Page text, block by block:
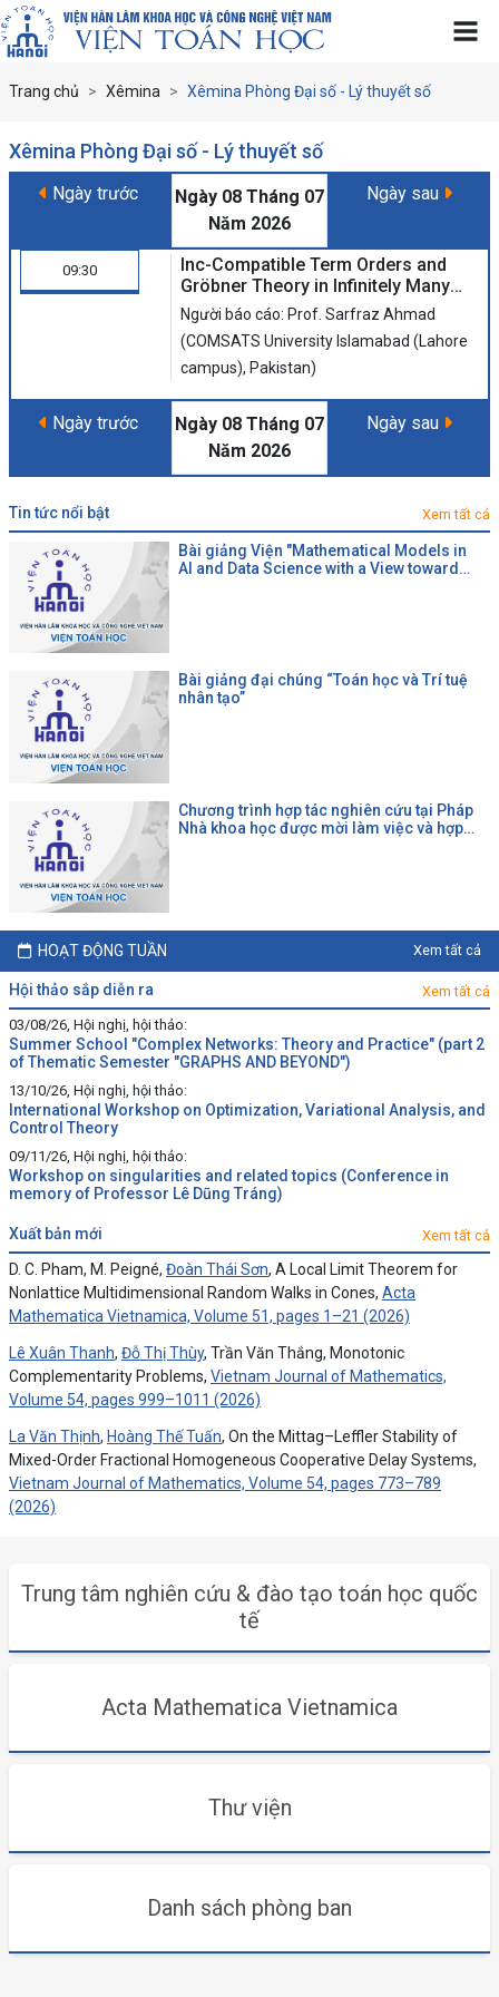
Trang chủ Xêmina Xêmina Phòng Đại số - Lý thuyết số
Xêmina Phòng Đại số - Lý thuyết số
Ngày trước
Ngày 08 Tháng 07
Năm 2026
Ngày sau
09:30
Inc-Compatible Term Orders and
Gröbner Theory in Infinitely Many
Variables
Người báo cáo: Prof. Sarfraz Ahmad
(COMSATS University Islamabad (Lahore
campus), Pakistan)
Ngày trước
Ngày 08 Tháng 07
Năm 2026
Ngày sau
tin tức nổi bật Xem tất cả
Bài giảng Viện "Mathematical Models in
AI and Data Science with a View toward
Bài giảng đại chúng “Toán học và Trí tuệ
nhân tạo”
Chương trình hợp tác nghiên cứu tại Pháp
Nhà khoa học được mời làm việc và hợp
HOẠT ĐỘNG TUẦN Xem tất cả
hội thảo sắp diễn ra
Xem tất cả
03/08/26, Hội nghị, hội thảo:
Summer School "Complex Networks: Theory and Practice" (part 2
of Thematic Semester "GRAPHS AND BEYOND")
13/10/26, Hội nghị, hội thảo:
International Workshop on Optimization, Variational Analysis, and
Control Theory
09/11/26, Hội nghị, hội thảo:
Workshop on singularities and related topics (Conference in
memory of Professor Lê Dũng Tráng)
xuất bản mới Xem tất cả
D. C. Pham, M. Peigné, Đoàn Thái Sơn, A Local Limit Theorem for
Nonlattice Multidimensional Random Walks in Cones, Acta
Mathematica Vietnamica, Volume 51, pages 1–21 (2026)
Lê Xuân Thanh, Đỗ Thị Thùy, Trần Văn Thắng, Monotonic
Complementarity Problems, Vietnam Journal of Mathematics,
Volume 54, pages 999–1011 (2026)
La Văn Thịnh, Hoàng Thế Tuấn, On the Mittag–Leffler Stability of
Mixed-Order Fractional Homogeneous Cooperative Delay Systems,
Vietnam Journal of Mathematics, Volume 54, pages 773–789
(2026)
Trung tâm nghiên cứu & đào tạo toán học quốc
tế
Acta Mathematica Vietnamica
Thư viện
Danh sách phòng ban